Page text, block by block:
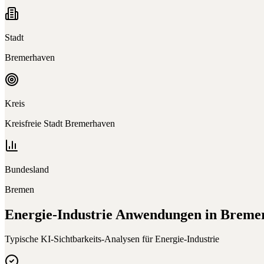
Stadt
Bremerhaven
Kreis
Kreisfreie Stadt Bremerhaven
Bundesland
Bremen
Energie-Industrie Anwendungen in
Typische KI-Sichtbarkeits-Analysen fürEnergie-Industrie